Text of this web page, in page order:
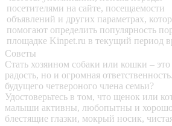
посетителями на сайте, посещаемости
объявлений и других параметрах,
помогают определить популярность
площадке Kinpet.ru в текущий период
Советы
Стать хозяином собаки или кошки – это
радость, но и огромная
будущего четвероного члена семьи?
Удостоверьтесь в том, что щенок или
малыши активны, любопытны и хорошо
блестящие глазки, мокрый носик,